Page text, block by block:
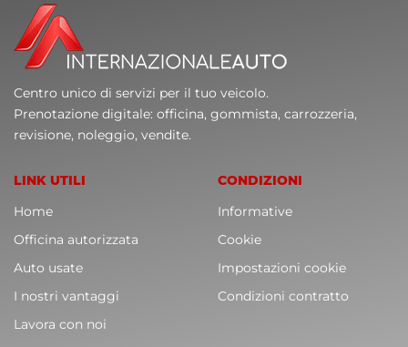
Centro unico di servizi per il tuo veicolo.
Prenotazione digitale: officina, gommista, carrozzeria,
revisione, noleggio, vendite.
LINK UTILI
Home
Officina autorizzata
Auto usate
I nostri vantaggi
Lavora con noi
CONDIZIONI
Informative
Cookie
Impostazioni cookie
Condizioni contratto